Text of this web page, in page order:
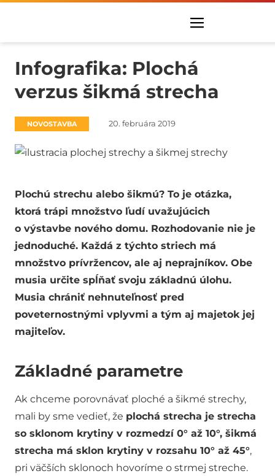
Infografika: Plochá
verzus šikmá strecha
NOVOSTAVBA 20. februára 2019
Plochú strechu alebo šikmú? To je otázka,
ktorá trápi množstvo ľudí uvažujúcich
o výstavbe nového domu. Rozhodovanie nie je
jednoduché. Každá z týchto striech má
množstvo prívržencov, ale aj neprajníkov. Obe
musia určite spĺňať svoju základnú úlohu.
Musia chrániť nehnuteľnosť pred
poveternostnými vplyvmi a tým aj majetok jej
majiteľov.
Základné parametre
Ak chceme porovnávať ploché a šikmé strechy,
mali by sme vedieť, že plochá strecha je strecha
so sklonom krytiny v rozmedzí 0° až 10°, šikmá
strecha má sklon krytiny v rozsahu 10° až 45°,
pri väčších sklonoch hovoríme o strmej streche.